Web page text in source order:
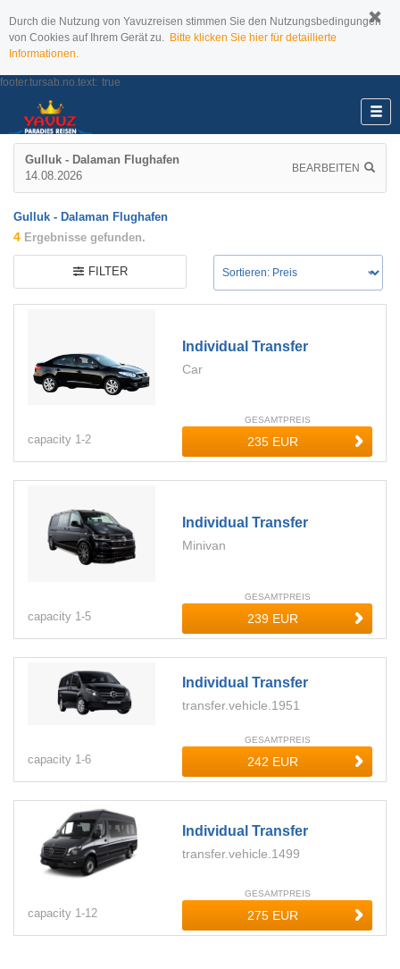
Durch die Nutzung von Yavuzreisen stimmen Sie den Nutzungsbedingungen
von Cookies auf Ihrem Gerät zu. Bitte klicken Sie hier für detaillierte
Informationen.
footer.tursab.no.text: true
Gulluk - Dalaman Flughafen
14.08.2026
BEARBEITEN
Gulluk - Dalaman Flughafen
4 Ergebnisse gefunden.
FILTER
Individual Transfer
Car
capacity 1-2
GESAMTPREIS
Individual Transfer
Minivan
capacity 1-5
GESAMTPREIS
Individual Transfer
transfer.vehicle.1951
capacity 1-6
GESAMTPREIS
Individual Transfer
transfer.vehicle.1499
capacity 1-12
GESAMTPREIS